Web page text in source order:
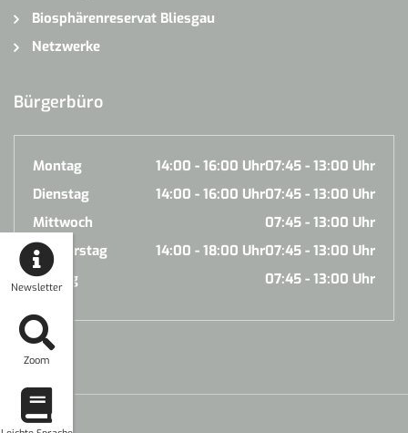
Newsletter
Zoom
Biosphärenreservat Bliesgau
Netzwerke
Bürgerbüro
Montag 07:45 - 13:00 Uhr
14:00 - 16:00 Uhr
Dienstag
07:45 - 13:00 Uhr
14:00 - 16:00 Uhr
Mittwoch
07:45 - 13:00 Uhr
Donnerstag
07:45 - 13:00 Uhr
14:00 - 18:00 Uhr
Freitag
07:45 - 13:00 Uhr